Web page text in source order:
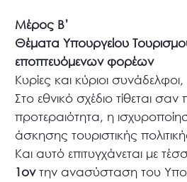
Μέρος Β’
Θέματα Υπουργείου
εποπτευόμενων φορέων
Κυρίες και κύριοι συνάδελφοι,
Στο εθνικό σχέδιο τίθεται
προτεραιότητα, η
άσκησης τουριστικής
Και αυτό επιτυγχάνεται με
1οντην ανασύσταση του